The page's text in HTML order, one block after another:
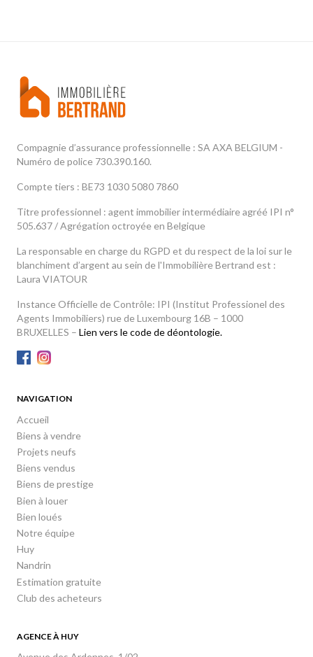
Compagnie d’assurance professionnelle : SA AXA BELGIUM -
Numéro de police 730.390.160.
Compte tiers : BE73 1030 5080 7860
Titre professionnel : agent immobilier intermédiaire agréé IPI n°
505.637 / Agrégation octroyée en Belgique
La responsable en charge du RGPD et du respect de la loi sur le
blanchiment d’argent au sein de l'Immobilière Bertrand est :
Laura VIATOUR
Instance Officielle de Contrôle: IPI (Institut Professionel des
Agents Immobiliers) rue de Luxembourg 16B – 1000
BRUXELLES – Lien vers le code de déontologie.
NAVIGATION
Accueil
Biens à vendre
Projets neufs
Biens vendus
Biens de prestige
Bien à louer
Bien loués
Notre équipe
Huy
Nandrin
Estimation gratuite
Club des acheteurs
AGENCE À HUY